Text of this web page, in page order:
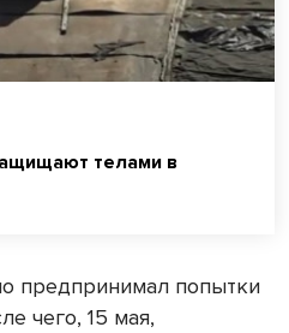
телами в
предпринимал попытки
чего, 15 мая,